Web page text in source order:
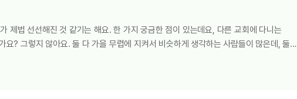
제법 선선해진 것 같기는 해요. 한 가지 궁금한 점이 있는데요, 다른 교회에 다니는
? 그렇지 않아요. 둘 다 가을 무렵에 지켜서 비슷하게 생각하는 사람들이 많은데, 둘은
반면, 추수감사절은 사람이 임의로 만든 날일 뿐이에요. 성경에도 기록되어 있지